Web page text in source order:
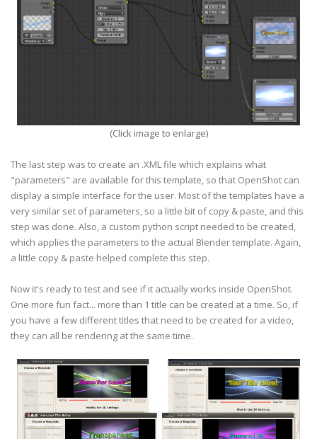
(Click image to enlarge)
The last step was to create an .XML file which explains what
"parameters" are available for this template, so that OpenShot can
display a simple interface for the user. Most of the templates have a
very similar set of parameters, so a little bit of copy & paste, and this
step was done. Also, a custom python script needed to be created,
which applies the parameters to the actual Blender template. Again,
a little copy & paste helped complete this step.
Now it's ready to test and see if it actually works inside OpenShot.
One more fun fact... more than 1 title can be created at a time. So, if
you have a few different titles that need to be created for a video,
they can all be rendering at the same time.